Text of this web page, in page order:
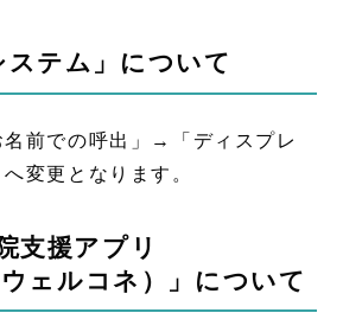
ステム」について
前での呼出」→「ディスプレ
変更となります。
支援アプリ
ェルコネ）」について